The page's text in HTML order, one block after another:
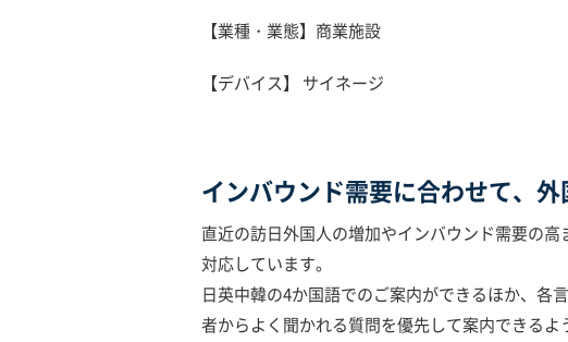
‍【業種・業態】商業施設
‍【デバイス】 サイネージ
インバウンド需要に合わせて、
直近の訪日外国人の増加やインバウンド需要の
対応しています。
日英中韓の4か国語でのご案内ができるほか、各
者からよく聞かれる質問を優先して案内できるよ